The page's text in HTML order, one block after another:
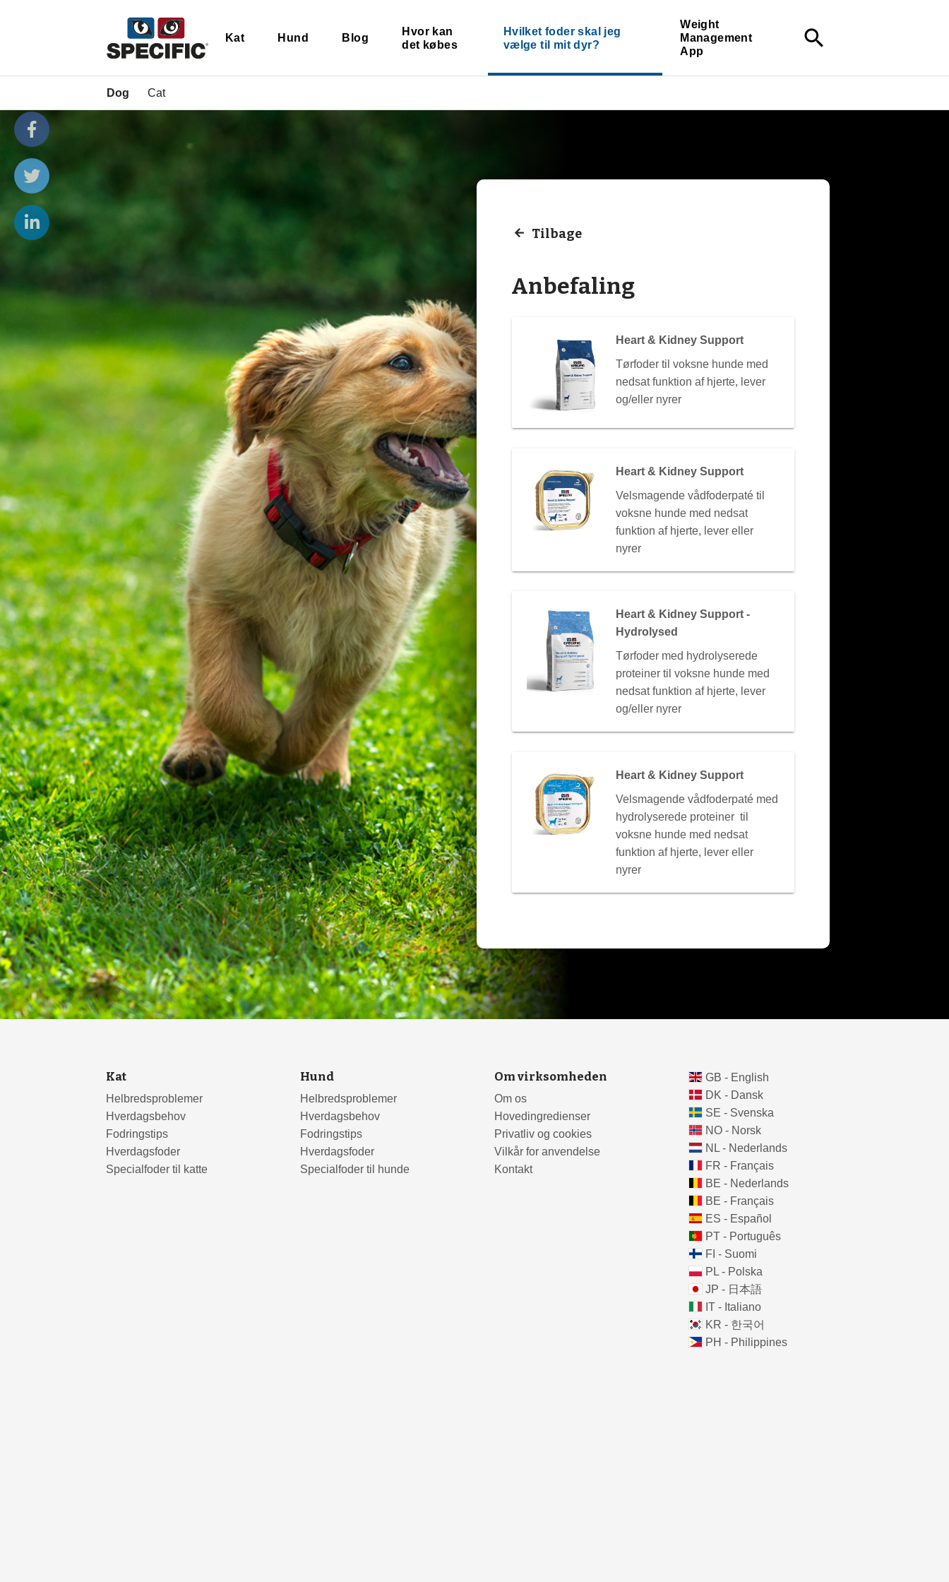
Kat Hund Blog
Hvor kan
det købes
Hvilket foder skal jeg
vælge til mit dyr?
Weight
Management
App
search
Dog Cat
Tilbage
Anbefaling
Heart & Kidney Support
Tørfoder til voksne hunde med
nedsat funktion af hjerte, lever
og/eller nyrer
Heart & Kidney Support
Velsmagende vådfoderpaté til
voksne hunde med nedsat
funktion af hjerte, lever eller
nyrer
Heart & Kidney Support -
Hydrolysed
Tørfoder med hydrolyserede
proteiner til voksne hunde med
nedsat funktion af hjerte, lever
og/eller nyrer
Heart & Kidney Support
Velsmagende vådfoderpaté med
hydrolyserede proteiner til
voksne hunde med nedsat
funktion af hjerte, lever eller
nyrer
Kat
Helbredsproblemer
Hverdagsbehov
Fodringstips
Hverdagsfoder
Specialfoder til katte
Hund
Helbredsproblemer
Hverdagsbehov
Fodringstips
Hverdagsfoder
Specialfoder til hunde
Om virksomheden
Om os
Hovedingredienser
Privatliv og cookies
Vilkår for anvendelse
Kontakt
GB - English
DK - Dansk
SE - Svenska
NO - Norsk
NL - Nederlands
FR - Français
BE - Nederlands
BE - Français
ES - Español
PT - Português
FI - Suomi
PL - Polska
JP - 日本語
IT - Italiano
KR - 한국어
PH - Philippines